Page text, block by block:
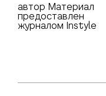
автор Материал
предоставлен
журналом Instyle